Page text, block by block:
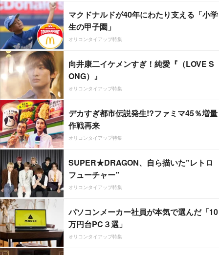
マクドナルドが40年にわたり支える「小学
生の甲子園」
オリコンタイアップ特集
向井康二イケメンすぎ！純愛『（LOVE S
ONG）』
オリコンタイアップ特集
デカすぎ都市伝説発生!?ファミマ45％増量
作戦再来
オリコンタイアップ特集
SUPER★DRAGON、自ら描いた”レトロ
フューチャー”
オリコンタイアップ特集
パソコンメーカー社員が本気で選んだ「10
万円台PC３選」
オリコンタイアップ特集